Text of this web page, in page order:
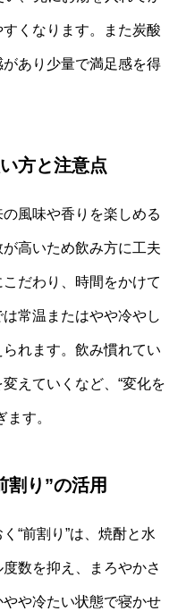
くなります。また炭酸
あり少量で満足感を得
方と注意点
風味や香りを楽しめる
高いため飲み方に工夫
だわり、時間をかけて
常温またはやや冷やし
れます。飲み慣れてい
えていくなど、“変化を
す。
割り”の活用
“前割り”は、焼酎と水
数を抑え、まろやかさ
や冷たい状態で寝かせ